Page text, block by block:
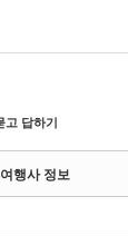
고 답하기
행사 정보